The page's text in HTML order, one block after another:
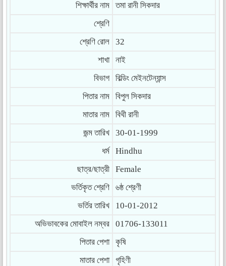
শিক্ষার্থীর নাম
তমা রানী সিকদার
শ্রেণি
শ্রেণি রোল
32
শাখা
নাই
বিভাগ
বিল্ডিং মেইনটেন্যান্স
পিতার নাম
বিপুল সিকদার
মাতার নাম
বিথী রানী
জন্ম তারিখ
30-01-1999
ধর্ম
Hindhu
ছাত্র/ছাত্রী
Female
ভর্তিকৃত শ্রেণি
৬ষ্ঠ শ্রেণী
ভর্তির তারিখ
10-01-2012
অভিভাবকের মোবাইল নম্বর
01706-133011
পিতার পেশা
কৃষি
মাতার পেশা
গৃহিণী